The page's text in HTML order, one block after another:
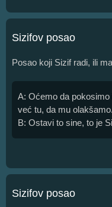
Sizifov posao
Posao koji Sizif radi, ili
A: Oćemo da
već tu, da mu
B: Ostavi to sine, to je
Sizifov posao